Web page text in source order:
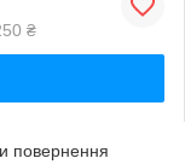
₴
повернення